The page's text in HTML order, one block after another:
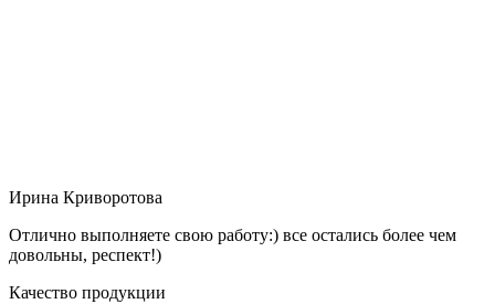
Ирина Криворотова
Отлично выполняете свою работу:) все остались более чем
довольны, респект!)
Качество продукции